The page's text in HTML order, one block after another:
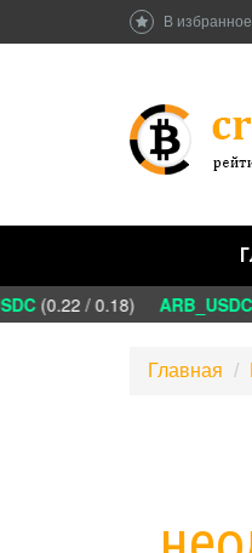
В избранное
(0.22 / 0.18) ARB_USDC
Главная